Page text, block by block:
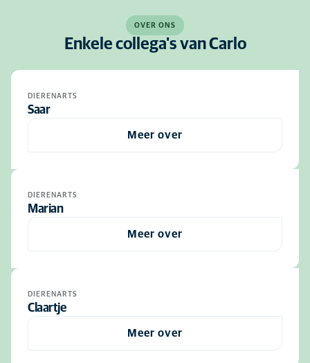
OVER ONS
Enkele collega's van Carlo
DIERENARTS
Saar
Meer over
DIERENARTS
Marian
Meer over
DIERENARTS
Claartje
Meer over